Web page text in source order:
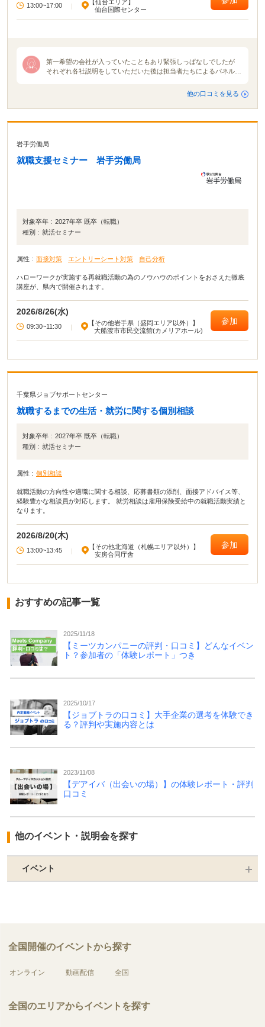
できない」「地元の企業が集まるイベントに参加したい」という方は、ぜひマ
イナビ就職セミナーに参加してください！ イベントによっては、入場予約特典
13:00~17:00 |
【仙台エリア】
仙台国際センター
第一希望の会社が入っていたこともあり緊張しっぱなしでしたが
それぞれ各社説明をしていただいた後は担当者たちによるパネルデ
通の説明会でしたらもっとたっぷり時間をかけて説明をしてくれる
のですが、今回は会社の魅力などを伝えてもらものなので参加した
私たちは「え？もう終わり？」と思いました。ですがパネルディス
が解禁される月初に行う合同説明会が1番活気で溢れていたと思い
ます。規模も大きかったですまた名前が知られている大手企業の説
明会ブースには就活生が集中しがちだと思いました。
他の口コミを見る
岩手労働局
就職支援セミナー 岩手労働局
対象卒年 : 2027年卒 既卒（転職）
種別 : 就活セミナー
属性 : 面接対策 エントリーシート対策 自己分析
ハローワークが実施する再就職活動の為のノウハウのポイントをおさえた徹底
講座が、県内で開催されます。
2026/8/26(水)
09:30~11:30 |
【その他岩手県（盛岡エリア以外）】
大船渡市市民交流館(カメリアホール)
参加
千葉県ジョブサポートセンター
就職するまでの生活・就労に関する個別相談
対象卒年 : 2027年卒 既卒（転職）
種別 : 就活セミナー
属性 : 個別相談
就職活動の方向性や適職に関する相談、応募書類の添削、面接アドバイス等、
経験豊かな相談員が対応します。 就労相談は雇用保険受給中の就職活動実績と
なります。
2026/8/20(木)
13:00~13:45 |
【その他北海道（札幌エリア以外）】
安房合同庁舎
参加
おすすめの記事一覧
2025/11/18
【ミーツカンパニーの評判・口コミ】どんなイベン
ト？参加者の「体験レポート」つき
2025/10/17
【ジョブトラの口コミ】大手企業の選考を体験でき
る？評判や実施内容とは
2023/11/08
【デアイバ（出会いの場）】の体験レポート・評判
口コミ
他のイベント・説明会を探す
イベント
全国開催のイベントから探す
オンライン 動画配信 全国
全国のエリアからイベントを探す